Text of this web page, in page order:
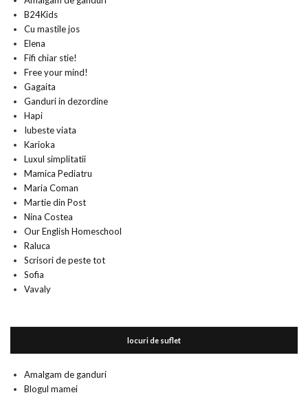
B24Kids
Cu mastile jos
Elena
Fifi chiar stie!
Free your mind!
Gagaita
Ganduri in dezordine
Hapi
Iubeste viata
Karioka
Luxul simplitatii
Mamica Pediatru
Maria Coman
Martie din Post
Nina Costea
Our English Homeschool
Raluca
Scrisori de peste tot
Sofia
Vavaly
locuri de suflet
Amalgam de ganduri
Blogul mamei